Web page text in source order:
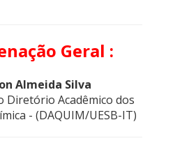
Geral :
Almeida Silva
Diretório Acadêmico dos
- (DAQUIM/UESB-IT)